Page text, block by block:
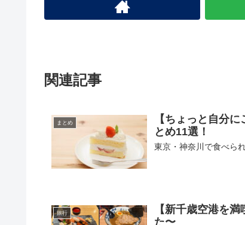
関連記事
まとめ
【ちょっと自分
とめ11選！
東京・神奈川で食べら
旅行
【新千歳空港を
た〜